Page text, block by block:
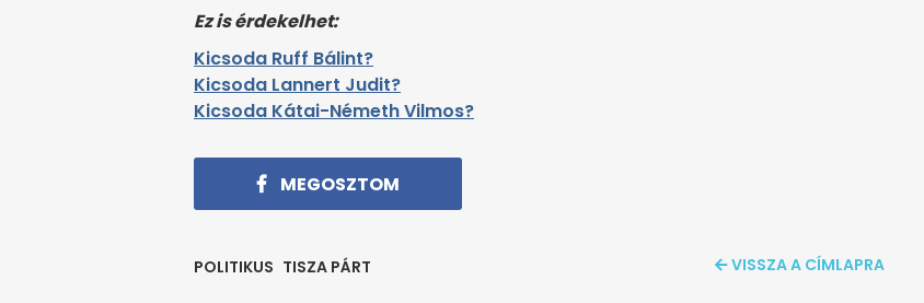
Ez is érdekelhet:
Kicsoda Ruff Bálint?
Kicsoda Lannert Judit?
Kicsoda Kátai-Németh Vilmos?
MEGOSZTOM
POLITIKUS TISZA PÁRT VISSZA A CÍMLAPRA